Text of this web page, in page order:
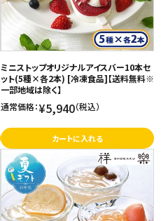
ミニストップオリジナルアイスバー10本セ
ット(5種×各2本) [冷凍食品]【送料無料※
一部地域は除く】
通常価格：¥5,940（税込）
カートに入れる